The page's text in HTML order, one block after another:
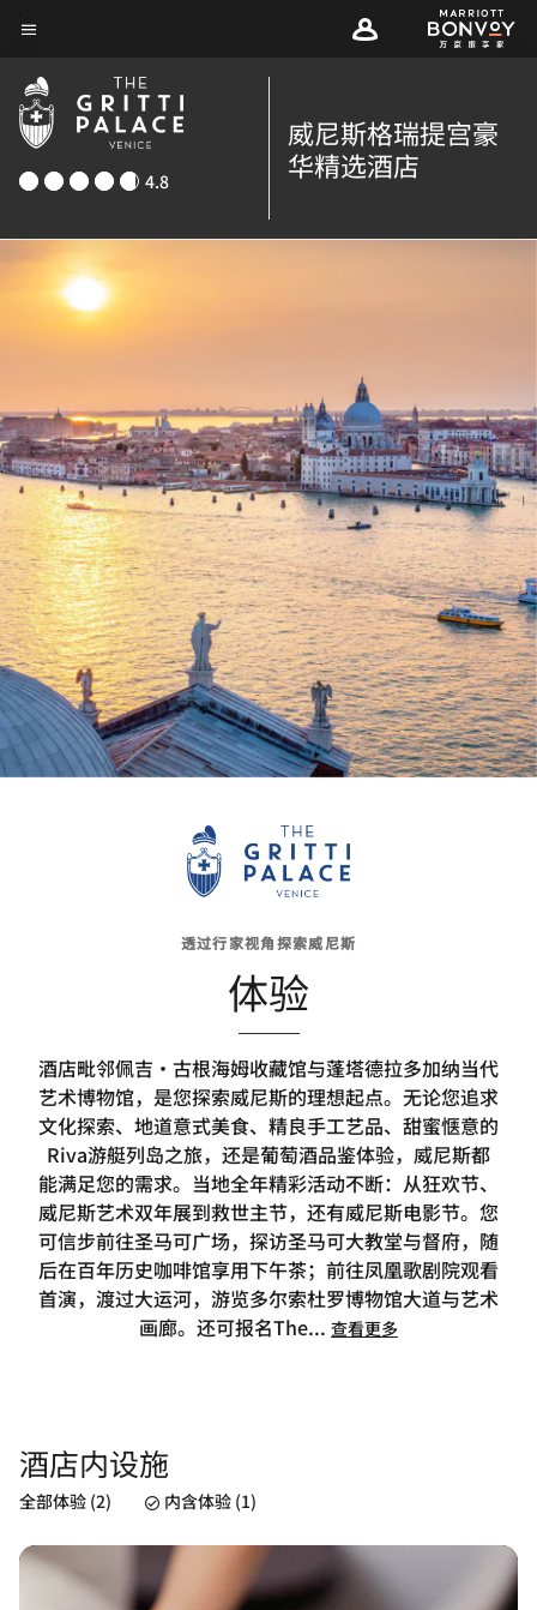
Skip
main
content
4.8
威尼斯格瑞提宫豪
华精选酒店
透过行家视角探索威尼斯
体验
酒店毗邻佩吉・古根海姆收藏馆与蓬塔德拉多加纳当代
艺术博物馆，是您探索威尼斯的理想起点。无论您追求
文化探索、地道意式美食、精良手工艺品、甜蜜惬意的
Riva游艇列岛之旅，还是葡萄酒品鉴体验，威尼斯都
能满足您的需求。当地全年精彩活动不断：从狂欢节、
威尼斯艺术双年展到救世主节，还有威尼斯电影节。您
可信步前往圣马可广场，探访圣马可大教堂与督府，随
后在百年历史咖啡馆享用下午茶；前往凤凰歌剧院观看
首演，渡过大运河，游览多尔索杜罗博物馆大道与艺术
画廊。还可报名The... 查看更多
酒店内设施
全部体验 (2) 内含体验 (1)